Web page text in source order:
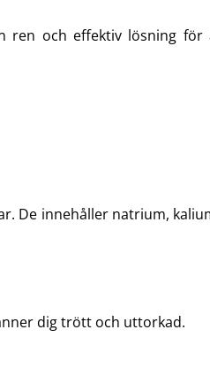
ren och effektiv lösning
De innehåller natrium,
dig trött och uttorkad.